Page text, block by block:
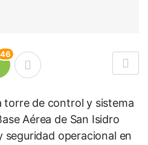
46
torre de control y sistema
Aérea de San Isidro
operacional en